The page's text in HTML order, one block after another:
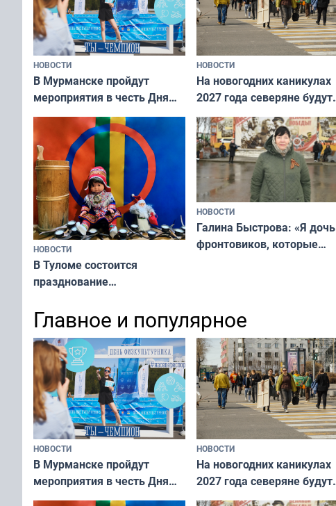
НОВОСТИ
В Мурманске пройдут
мероприятия в честь Дня
физкультурника
НОВОСТИ
На новогодних каникулах
2027 года северяне будут
отдыхать 11 дней
НОВОСТИ
В Туломе состоится
празднование
коренных народов мира
НОВОСТИ
Галина Быстрова: «Я дочь
фронтовиков, которые
Главное и популярное
НОВОСТИ
В Мурманске пройдут
мероприятия в честь Дня
физкультурника
НОВОСТИ
На новогодних каникулах
2027 года северяне будут
отдыхать 11 дней